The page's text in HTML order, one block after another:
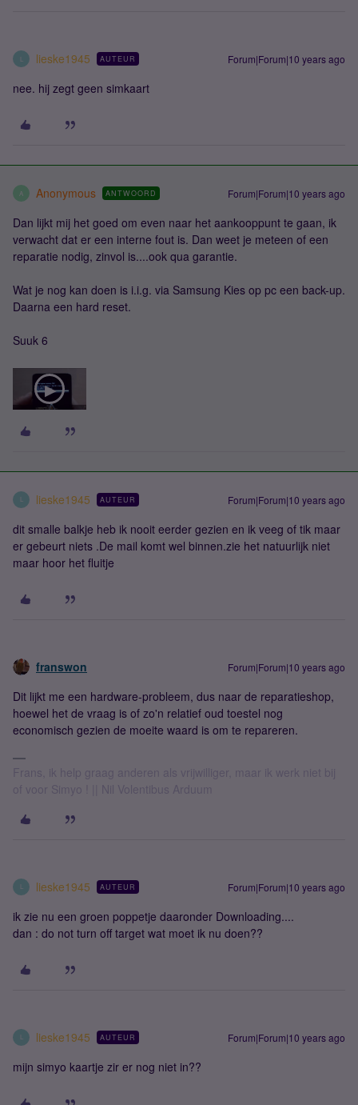
lieske1945 AUTEUR Forum|Forum|10 years ago
nee. hij zegt geen simkaart
A Anonymous ANTWOORD Forum|Forum|10 years ago
Dan lijkt mij het goed om even naar het aankooppunt te gaan, ik
verwacht dat er een interne fout is. Dan weet je meteen of een
reparatie nodig, zinvol is....ook qua garantie.
Wat je nog kan doen is i.i.g. via Samsung Kies op pc een back-up.
Daarna een hard reset.
Suuk 6
L lieske1945 AUTEUR Forum|Forum|10 years ago
dit smalle balkje heb ik nooit eerder gezien en ik veeg of tik maar
er gebeurt niets .De mail komt wel binnen.zie het natuurlijk niet
maar hoor het fluitje
franswon Forum|Forum|10 years ago
Dit lijkt me een hardware-probleem, dus naar de reparatieshop,
hoewel het de vraag is of zo'n relatief oud toestel nog
economisch gezien de moeite waard is om te repareren.
Frans, ik help graag anderen als vrijwilliger, maar ik werk niet bij
of voor Simyo ! || Nil Volentibus Arduum
L lieske1945 AUTEUR Forum|Forum|10 years ago
ik zie nu een groen poppetje daaronder Downloading....
dan : do not turn off target wat moet ik nu doen??
L lieske1945 AUTEUR Forum|Forum|10 years ago
mijn simyo kaartje zir er nog niet in??